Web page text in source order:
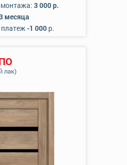
3 000 р.
месяца
-1 000р.
лак)